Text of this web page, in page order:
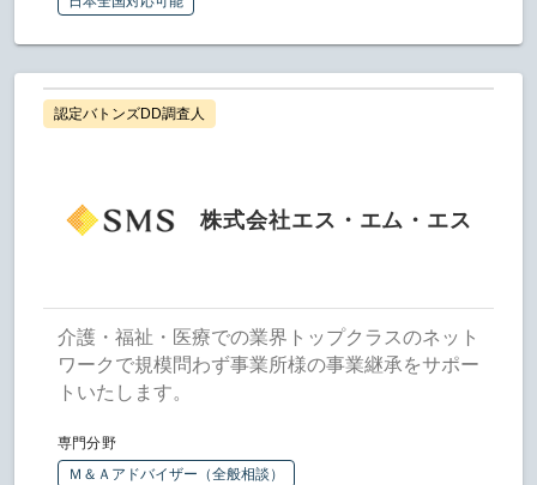
認定バトンズDD調査人
株式会社エス・エム・エス
介護・福祉・医療での業界トップクラスのネット
ワークで規模問わず事業所様の事業継承をサポー
トいたします。
専門分野
Ｍ＆Ａアドバイザー（全般相談）